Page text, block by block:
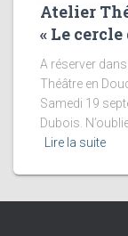
Atelier
« Le
A réserver
Théâtre en
Samedi 19
Dubois.
Lire la suite